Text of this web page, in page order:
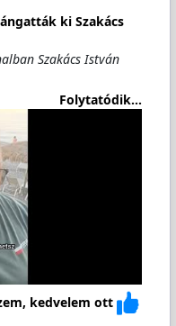
ki Szakács
Szakács István
Folytatódik...
kedvelem ott